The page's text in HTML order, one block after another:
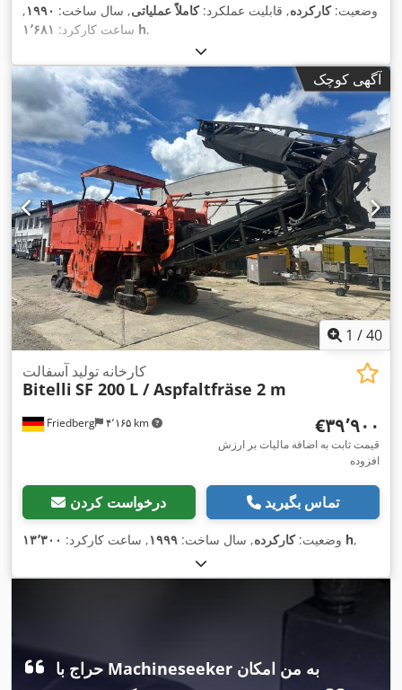
وضعیت:کارکرده, قابلیت عملکرد:کاملاً عملیاتی, سال ساخت: ۱۹۹۰,
ساعت کارکرد: ۱٬۶۸۱ h,
آگهی کوچک
1 /40
Friedberg ۴٬۱۶۵ km
کارخانه تولید آسفالت
Bitelli SF 200 L / Aspfaltfräse 2 m
‎€۳۹٬۹۰۰
قیمت ثابت به اضافه مالیات بر ارزش
افزوده
درخواست کردن تماس بگیرید
وضعیت:کارکرده, سال ساخت: ۱۹۹۹, ساعت کارکرد: ۱۳٬۳۰۰ h,